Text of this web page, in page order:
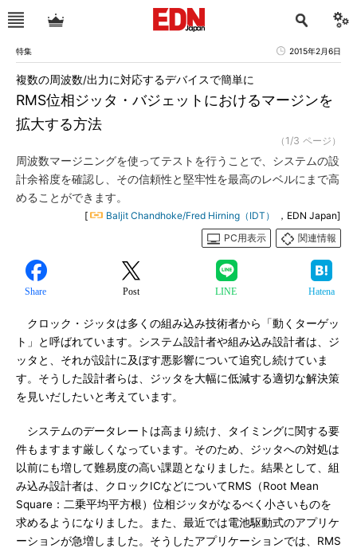
特集 2015年2月6日
RMS位相ジッタ・バジェットにおけるマージンを
拡大する方法
複数の周波数/出力に対応するデバイスで簡単に
（1/3 ページ）
周波数マージニングを使ってテストを行うことで、システムの設
計余裕度を確認し、その信頼性と堅牢性を最高のレベルにまで高
めることができます。
[ Baljit Chandhoke/Fred Hirning（IDT）
，EDN Japan]
PC用表示
関連情報
Share Post LINE Hatena
クロック・ジッタは多くの組み込み技術者から「動くターゲッ
ト」と呼ばれています。システム設計者や組み込み設計者は、ジ
ッタと、それが設計に及ぼす悪影響について追究し続けていま
す。そうした設計者らは、ジッタを大幅に低減する適切な解決策
を見いだしたいと考えています。
システムのデータレートは高まり続け、タイミングに関する要
件もますます厳しくなっています。そのため、ジッタへの対処は
以前にも増して難易度の高い課題となりました。結果として、組
み込み設計者は、クロックICなどについてRMS（Root Mean
Square：二乗平均平方根）位相ジッタがなるべく小さいものを
求めるようになりました。また、最近では電池駆動式のアプリケ
ーションが急増しました。そうしたアプリケーションでは、RMS